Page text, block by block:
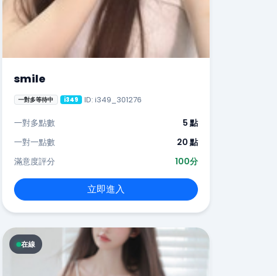
smile
一對多等待中 i349 ID: i349_301276
一對多點數
5 點
一對一點數
20 點
滿意度評分
100分
立即進入
在線